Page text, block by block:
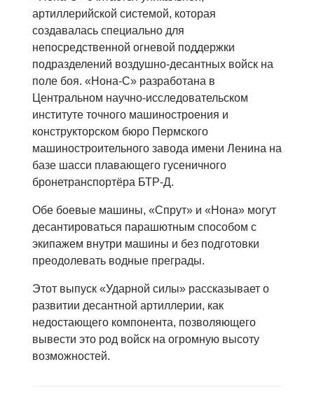
артиллерийской системой, которая
создавалась специально для
непосредственной огневой поддержки
подразделений воздушно-десантных войск на
поле боя. «Нона-С» разработана в
Центральном научно-исследовательском
институте точного машиностроения и
конструкторском бюро Пермского
машиностроительного завода имени Ленина на
базе шасси плавающего гусеничного
бронетранспортёра БТР-Д.
Обе боевые машины, «Спрут» и «Нона» могут
десантироваться парашютным способом с
экипажем внутри машины и без подготовки
преодолевать водные преграды.
Этот выпуск «Ударной силы» рассказывает о
развитии десантной артиллерии, как
недостающего компонента, позволяющего
вывести это род войск на огромную высоту
возможностей.